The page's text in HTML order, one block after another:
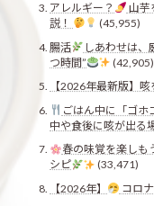
アレルギー？
山芋
説！
(45,955)
腸活
しあわせは、
つ時間”
(42,905)
【2026年最新版】
ごはん中に「ゴホ
中や食後に咳が出る
春の味覚を楽しも
シピ
(33,471)
【2026年】
コロ